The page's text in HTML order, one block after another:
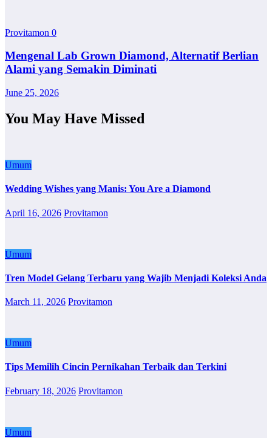
Provitamon 0
Mengenal Lab Grown Diamond, Alternatif Berlian
Alami yang Semakin Diminati
June 25, 2026
You May Have Missed
Umum
Wedding Wishes yang Manis: You Are a Diamond
April 16, 2026 Provitamon
Umum
Tren Model Gelang Terbaru yang Wajib Menjadi Koleksi Anda
March 11, 2026 Provitamon
Umum
Tips Memilih Cincin Pernikahan Terbaik dan Terkini
February 18, 2026 Provitamon
Umum